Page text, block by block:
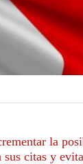
la
citas y